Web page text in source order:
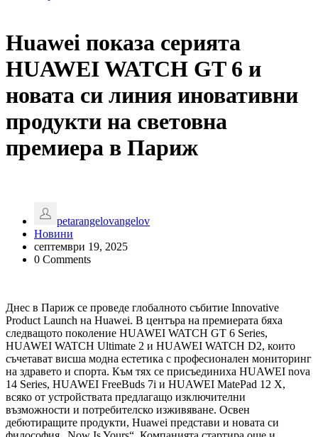
Huawei показа серията
HUAWEI WATCH GT 6 и
новата си линия иновативни
продукти на световна
премиера в Париж
petarangelovangelov
Новини
септември 19, 2025
0 Comments
Днес в Париж се проведе глобалното събитие Innovative
Product Launch на Huawei. В центъра на премиерата бяха
следващото поколение HUAWEI WATCH GT 6 Series,
HUAWEI WATCH Ultimate 2 и HUAWEI WATCH D2, които
съчетават висша модна естетика с професионален мониторинг
на здравето и спорта. Към тях се присъединиха HUAWEI nova
14 Series, HUAWEI FreeBuds 7i и HUAWEI MatePad 12 X,
всяко от устройствата предлагащо изключителни
възможности и потребителско изживяване. Освен
дебютиращите продукти, Huawei представи и новата си